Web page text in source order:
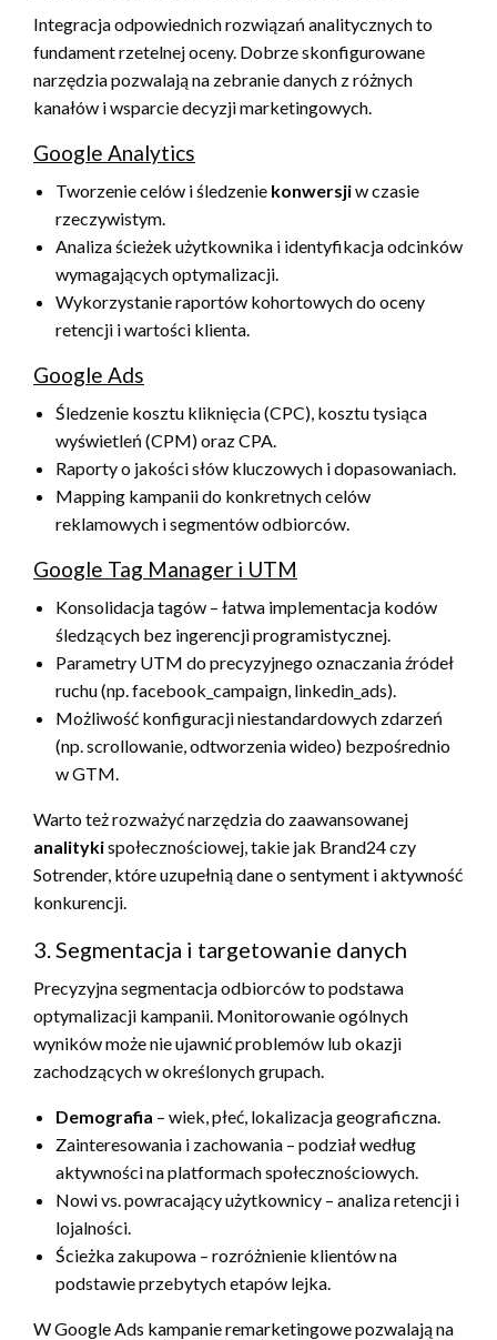
Integracja odpowiednich rozwiązań analitycznych to
fundament rzetelnej oceny. Dobrze skonfigurowane
narzędzia pozwalają na zebranie danych z różnych
kanałów i wsparcie decyzji marketingowych.
Google Analytics
Tworzenie celów i śledzenie konwersjiw czasie
rzeczywistym.
Analiza ścieżek użytkownika i identyfikacja odcinków
wymagających optymalizacji.
Wykorzystanie raportów kohortowych do oceny
retencji i wartości klienta.
Google Ads
Śledzenie kosztu kliknięcia (CPC), kosztu tysiąca
wyświetleń (CPM) oraz CPA.
Raporty o jakości słów kluczowych i dopasowaniach.
Mapping kampanii do konkretnych celów
reklamowych i segmentów odbiorców.
Google Tag Manager i UTM
Konsolidacja tagów – łatwa implementacja kodów
śledzących bez ingerencji programistycznej.
Parametry UTM do precyzyjnego oznaczania źródeł
ruchu (np. facebook_campaign, linkedin_ads).
Możliwość konfiguracji niestandardowych zdarzeń
(np. scrollowanie, odtworzenia wideo) bezpośrednio
w GTM.
Warto też rozważyć narzędzia do zaawansowanej
analitykispołecznościowej, takie jak Brand24 czy
Sotrender, które uzupełnią dane o sentyment i aktywność
konkurencji.
3. Segmentacja i targetowanie danych
Precyzyjna segmentacja odbiorców to podstawa
optymalizacji kampanii. Monitorowanie ogólnych
wyników może nie ujawnić problemów lub okazji
zachodzących w określonych grupach.
Demografia – wiek, płeć, lokalizacja geograficzna.
Zainteresowania i zachowania – podział według
aktywności na platformach społecznościowych.
Nowi vs. powracający użytkownicy – analiza retencji i
lojalności.
Ścieżka zakupowa – rozróżnienie klientów na
podstawie przebytych etapów lejka.
W Google Ads kampanie remarketingowe pozwalają na